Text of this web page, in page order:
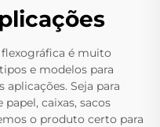
é muito
e modelos para
aplicações. Seja para
caixas, sacos
o produto certo para